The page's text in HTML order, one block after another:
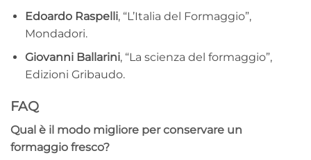
Edoardo Raspelli, “L’Italia del Formaggio”,
Mondadori.
Giovanni Ballarini, “La scienza del formaggio”,
Edizioni Gribaudo.
FAQ
Qual è il modo migliore per conservare un
formaggio fresco?